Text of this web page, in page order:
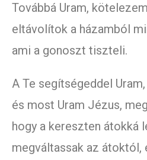
Továbbá Uram,
eltávolítok a házamból
ami a gonoszt tiszteli.
A Te segítségeddel
és most Uram Jézus,
hogy a kereszten átokká
megváltassak az átoktól,